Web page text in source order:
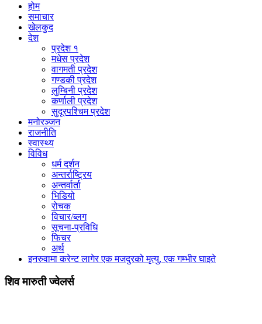
होम
समाचार
खेलकुद
देश
प्रदेश १
मधेस प्रदेश
वागमती प्रदेश
गण्डकी प्रदेश
लुम्बिनी प्रदेश
कर्णाली प्रदेश
सुदूरपश्चिम प्रदेश
मनोरञ्जन
राजनीति
स्वास्थ्य
विविध
धर्म दर्शन
अन्तर्राष्ट्रिय
अन्तर्वार्ता
भिडियो
रोचक
विचार/ब्लग
सूचना-प्रविधि
फिचर
अर्थ
इनरुवामा करेन्ट लागेर एक मजदुरको मृत्यु, एक गम्भीर घाइते
शिव मारुती ज्वेलर्स